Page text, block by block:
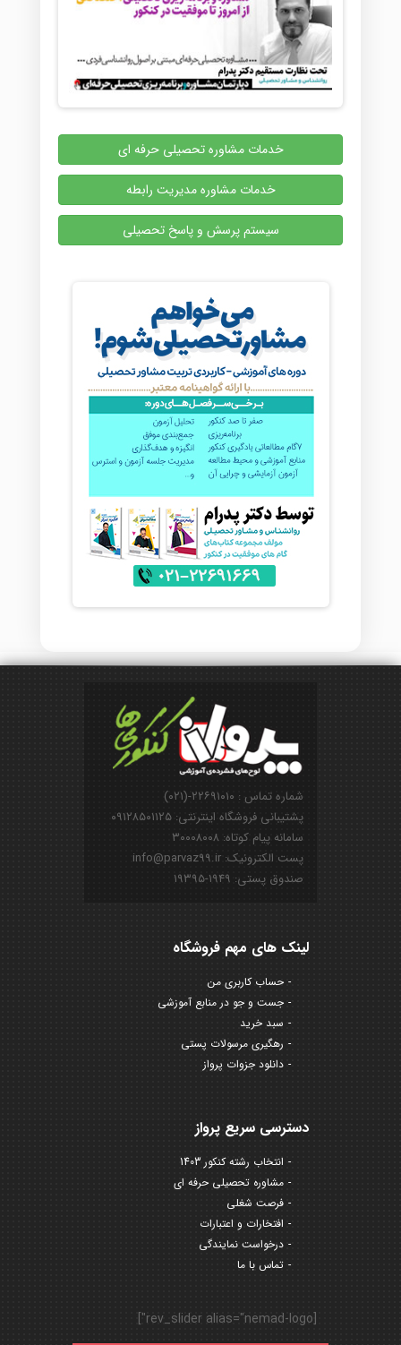
خدمات مشاوره تحصیلی حرفه ای
خدمات مشاوره مدیریت رابطه
سیستم پرسش و پاسخ تحصیلی
شماره تماس : ۲۲۶۹۱۰۱۰-(۰۲۱)
پشتیبانی فروشگاه اینترنتی: ۰۹۱۲۸۵۰۱۱۲۵
سامانه پیام کوتاه: ۳۰۰۰۸۰۰۸
پست الکترونیک: info@parvaz99.ir
صندوق پستی: ۱۹۴۹-۱۹۳۹۵
لینک های مهم فروشگاه
حساب کاربری من
جست و جو در منابع آموزشی
سبد خرید
رهگیری مرسولات پستی
دانلود جزوات پرواز
دسترسی سریع پرواز
انتخاب رشته کنکور 1403
مشاوره تحصیلی حرفه ای
فرصت شغلی
افتخارات و اعتبارات
درخواست نمایندگی
تماس با ما
[rev_slider alias="nemad-logo"]